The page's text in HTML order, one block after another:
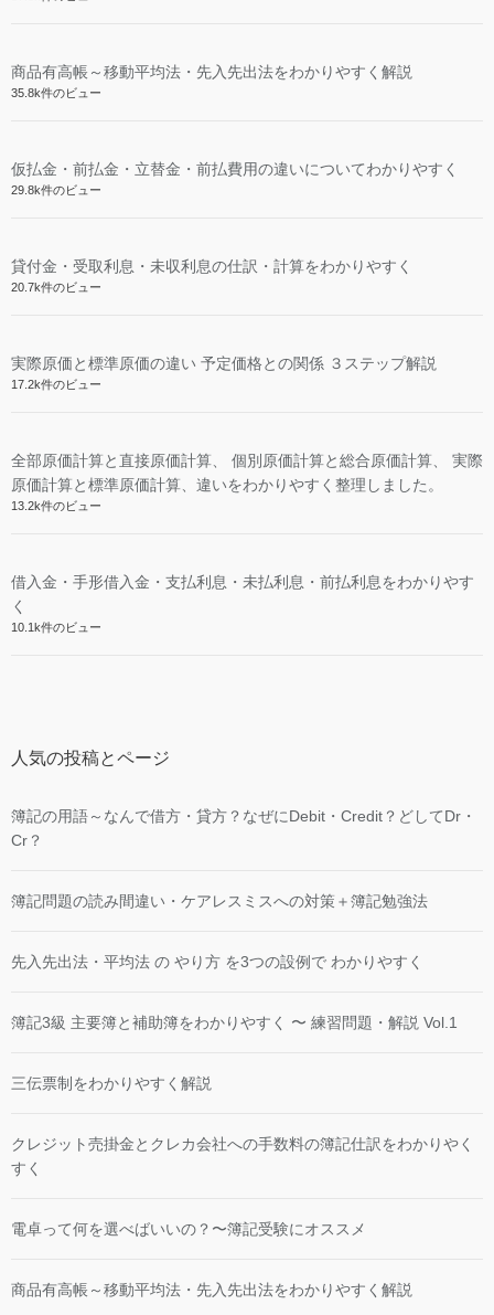
商品有高帳～移動平均法・先入先出法をわかりやすく解説
35.8k件のビュー
仮払金・前払金・立替金・前払費用の違いについてわかりやすく
29.8k件のビュー
貸付金・受取利息・未収利息の仕訳・計算をわかりやすく
20.7k件のビュー
実際原価と標準原価の違い 予定価格との関係 ３ステップ解説
17.2k件のビュー
全部原価計算と直接原価計算、 個別原価計算と総合原価計算、 実際
原価計算と標準原価計算、違いをわかりやすく整理しました。
13.2k件のビュー
借入金・手形借入金・支払利息・未払利息・前払利息をわかりやす
く
10.1k件のビュー
人気の投稿とページ
簿記の用語～なんで借方・貸方？なぜにDebit・Credit？どしてDr・
Cr？
簿記問題の読み間違い・ケアレスミスへの対策＋簿記勉強法
先入先出法・平均法 の やり方 を3つの設例で わかりやすく
簿記3級 主要簿と補助簿をわかりやすく 〜 練習問題・解説 Vol.1
三伝票制をわかりやすく解説
クレジット売掛金とクレカ会社への手数料の簿記仕訳をわかりやく
すく
電卓って何を選べばいいの？〜簿記受験にオススメ
商品有高帳～移動平均法・先入先出法をわかりやすく解説